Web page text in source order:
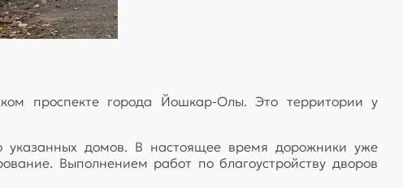
проспекте города Йошкар-Олы. Это территории у
указанных домов. В настоящее время дорожники уже
Выполнением работ по благоустройству дворов